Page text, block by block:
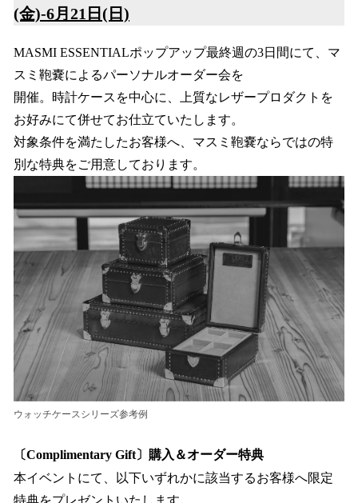
(金)‐6月21日(日)
MASMI ESSENTIALポップアップ最終週の3日間にて、マ
スミ鞄嚢によるパーソナルオーダー会を
開催。時計ケースを中心に、上質なレザープロダクトを
お好みにて併せてお仕立ていたします。
対象条件を満たしたお客様へ、マスミ鞄嚢ならではの特
別な特典をご用意しております。
ウォッチケースシリーズ参考例
〔Complimentary Gift〕購入＆オーダー特典
本イベントにて、以下いずれかに該当するお客様へ限定
特典をプレゼントいたします。